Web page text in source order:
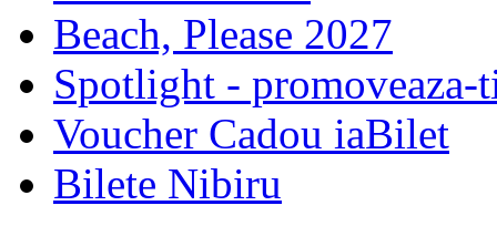
Beach, Please 2027
Spotlight - promoveaza-
Voucher Cadou iaBilet
Bilete Nibiru